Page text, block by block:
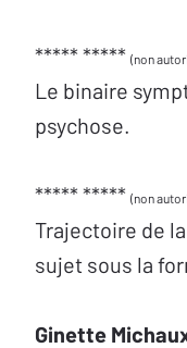
***** ***** (non
Le binaire
psychose.
***** ***** (non
Trajectoire de
sujet sous la
Ginette